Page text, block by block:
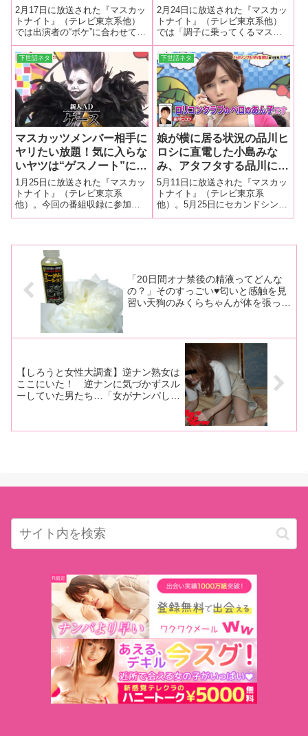
手権の優勝者は！？
2月17日に放送された『マスカッ
トナイト』（テレビ東京系他）
では出演者の“ボケ”に合わせて一
斗缶を使ってリアクションする
『ドンガラガッシャン選手権』
が開催された。ガスマスク女
優・湊莉久ちゃんや“喜劇王”由愛
可奈ちゃんのボケに対応、見事
栄冠を
ットナイト】
2月24日に放送された『マスカッ
トナイト』（テレビ東京系他）
では「調子に乗ってくるマスカ
ッツメンバーがいないか…」調
べる『私服持ち物チェック』を
敢行。その時、メンバーやMC達
が驚愕した現リーダー明日花キ
ララちゃんの衝撃的“リーダーの
証”が！
下世話ネタ
マスカッツメンバー相手に
ヤリたい放題！気に入らな
いヤツは“ゲスノート”に名
前を書き込む恐怖の新人
ADの正体は！やはりセク
シー女優のあの人なのか？
【マスカットナイト】
1月25日に放送された『マスカッ
トナイト』（テレビ東京系
他）。今回の番組収録に参加し
た新人ADがまた強烈なインパク
下世話ネタ
娘が横に居る状況の品川ヒ
ロシに直電した小島みな
み、アタフタする品川に
「マスカッツの新曲がオリ
コン10位以内に入った
ら…」マスカッツ全員から
●●のご褒美（？）を約
5月11日に放送された『マスカッ
トナイト』（テレビ東京系
他）。5月25日にセカンドシング
ル『Sexy Beach Honeymoon』
番組後半にファーストシングル
「20日間オナ禁後の精液ってどんな
の？」そのすっごい♥匂いと感触を見
習い天狗のみくらちゃんが体を張って
【しろうと女性大調査】逆ナン熟女は
ここにいた！ 逆ナンに気づかずスル
ーしていた男たち…「女がナンパして